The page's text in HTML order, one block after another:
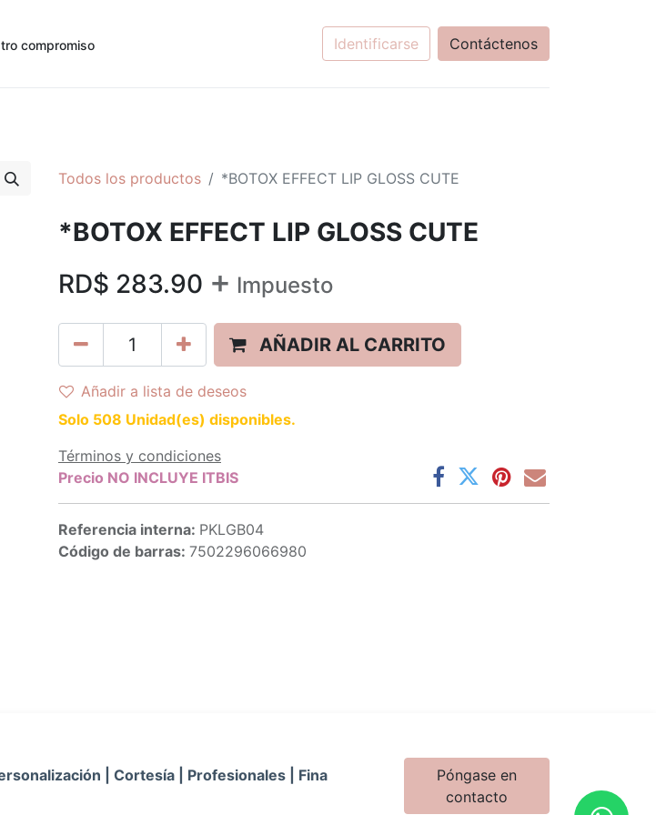
compromiso Identificarse Contáctenos
Todos los productos *BOTOX EFFECT LIP GLOSS CUTE
*BOTOX EFFECT LIP GLOSS CUTE
RD$ 283.90 + Impuesto
AÑADIR AL CARRITO
Añadir a lista de deseos
Solo 508 Unidad(es) disponibles.
Términos y condiciones
Precio NO INCLUYE ITBIS
Referencia interna: PKLGB04
Código de barras: 7502296066980
| Cortesía | Profesionales | Fina
Póngase en
contacto